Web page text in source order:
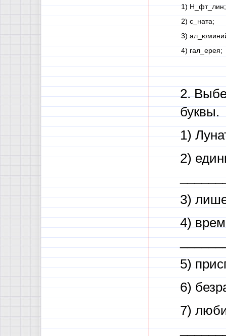
1) Н_фт_лин;
2) с_ната;
3)
4) гал_ерея;
2.
буквы.
1)
2)
3)
4)
5)
6)
7)